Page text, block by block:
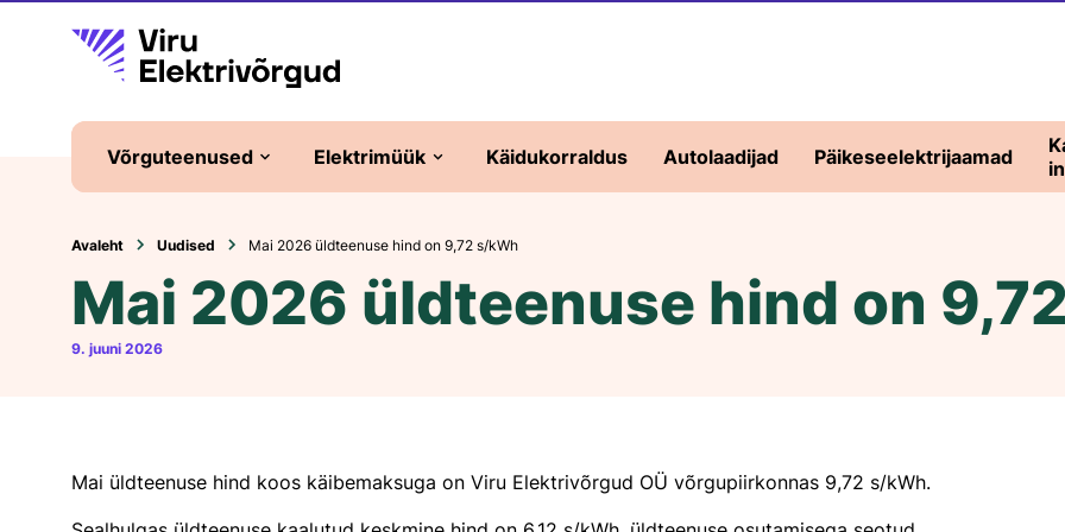
Võrguteenused
Liitumine elektrivõrguga
Elektritootja
Lisateenused
Plommimine
Elektrimüük
Elektripaketid
Universaalteenus
Käidukorraldus Autolaadijad Päikeseelektrijaamad
Avaleht Uudised Mai 2026 üldteenuse hind on 9,72 s/kWh
Mai 2026 üldteenuse hind on
9. juuni 2026
Mai üldteenuse hind koos käibemaksuga on Viru Elektrivõrgud OÜ võrgupiirkonnas 9,72 s/kWh.